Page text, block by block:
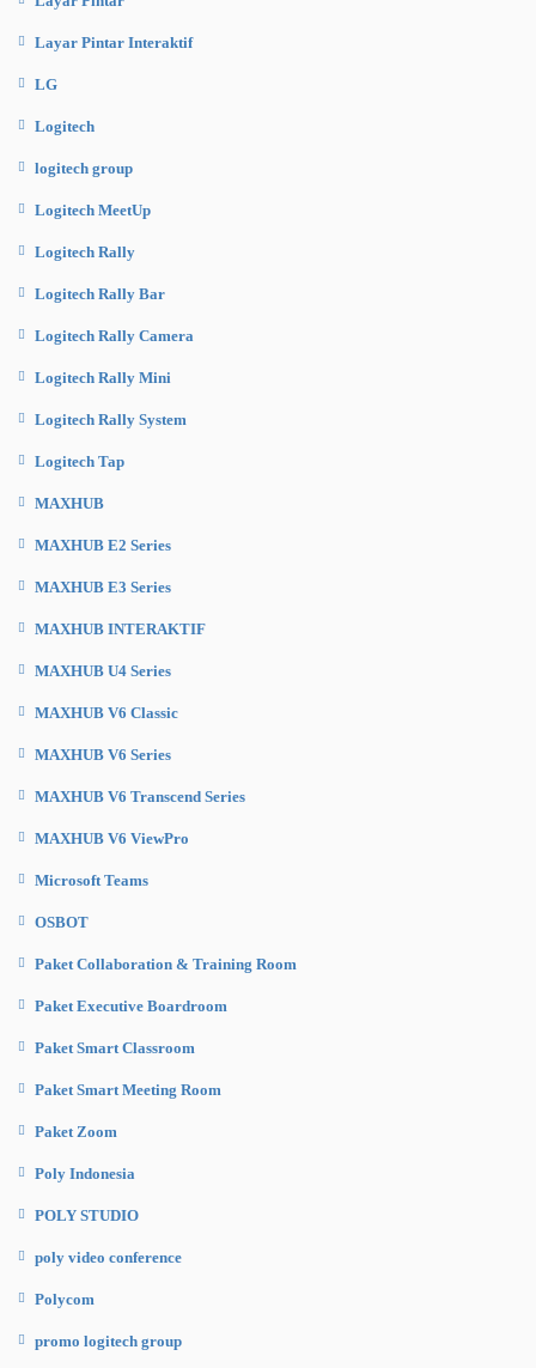
Layar Pintar Interaktif
LG
Logitech
logitech group
Logitech MeetUp
Logitech Rally
Logitech Rally Bar
Logitech Rally Camera
Logitech Rally Mini
Logitech Rally System
Logitech Tap
MAXHUB
MAXHUB E2 Series
MAXHUB E3 Series
MAXHUB INTERAKTIF
MAXHUB U4 Series
MAXHUB V6 Classic
MAXHUB V6 Series
MAXHUB V6 Transcend Series
MAXHUB V6 ViewPro
Microsoft Teams
OSBOT
Paket Collaboration & Training Room
Paket Executive Boardroom
Paket Smart Classroom
Paket Smart Meeting Room
Paket Zoom
Poly Indonesia
POLY STUDIO
poly video conference
Polycom
promo logitech group